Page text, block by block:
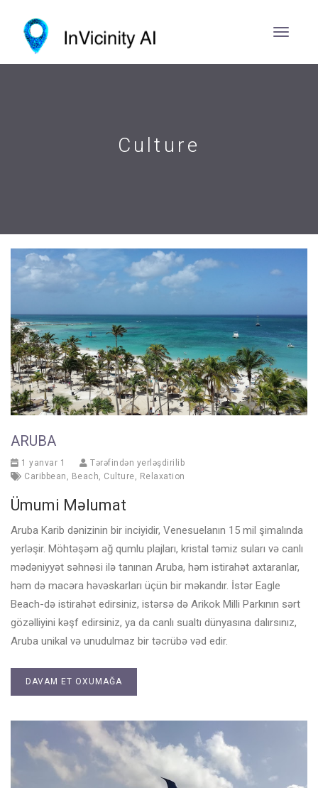
Culture
ARUBA
1 yanvar 1
Tərəfindən yerləşdirilib
Caribbean , Beach, Culture, Relaxation
Ümumi Məlumat
Aruba Karib dənizinin bir inciyidir, Venesuelanın 15 mil şimalında
yerləşir. Möhtəşəm ağ qumlu plajları, kristal təmiz suları və canlı
mədəniyyət səhnəsi ilə tanınan Aruba, həm istirahət axtaranlar,
həm də macəra həvəskarları üçün bir məkandır. İstər Eagle
Beach-də istirahət edirsiniz, istərsə də Arikok Milli Parkının sərt
gözəlliyini kəşf edirsiniz, ya da canlı sualtı dünyasına dalırsınız,
Aruba unikal və unudulmaz bir təcrübə vəd edir.
DAVAM ET OXUMAĞA